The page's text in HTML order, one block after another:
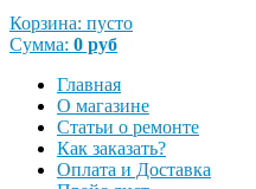
Корзина: пусто
Сумма: 0 руб
Главная
О магазине
Статьи о ремонте
Как заказать?
Оплата и Доставка